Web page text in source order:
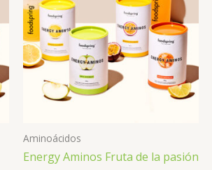
Aminoácidos
Energy Aminos Fruta de la pasión